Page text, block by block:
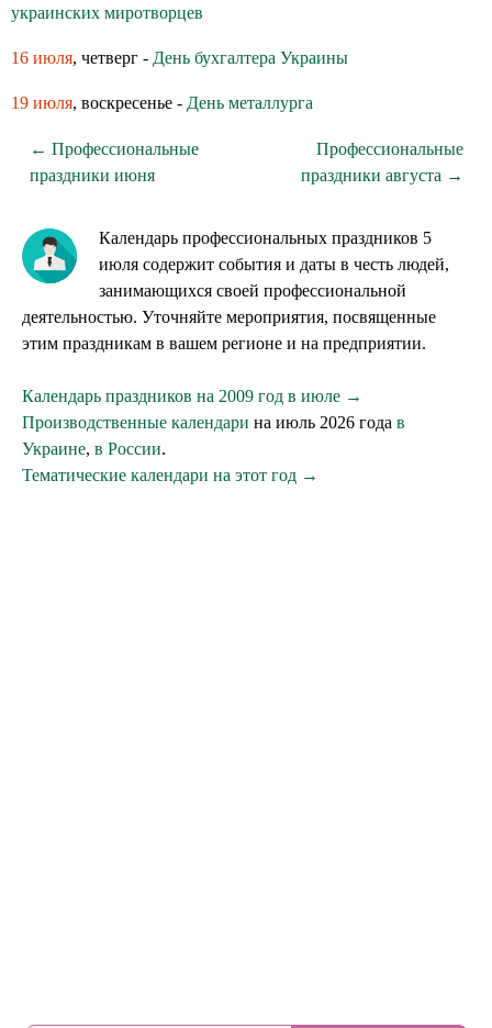
украинских миротворцев
16 июля, четверг - День бухгалтера Украины
19 июля, воскресенье - День металлурга
← Профессиональные
праздники июня
Профессиональные
праздники августа →
Календарь профессиональных праздников 5
июля содержит события и даты в честь людей,
занимающихся своей профессиональной
деятельностью. Уточняйте мероприятия, посвященные
этим праздникам в вашем регионе и на предприятии.
Календарь праздников на 2009 год в июле →
Производственные календари на июль 2026 года в
Украине, в России.
Тематические календари на этот год →